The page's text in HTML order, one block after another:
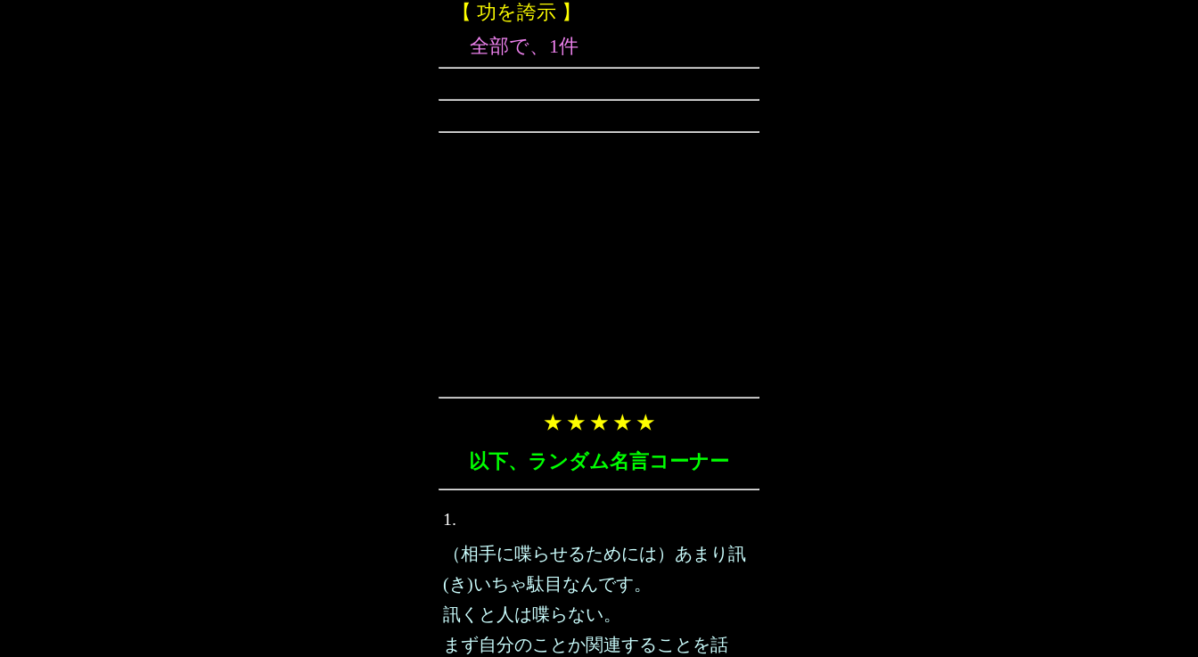
【 功を誇示 】
全部で、1件
★ ★ ★ ★ ★
以下、ランダム名言コーナー
1.
（相手に喋らせるためには）あまり訊
(き)いちゃ駄目なんです。
訊くと人は喋らない。
まず自分のことか関連することを話